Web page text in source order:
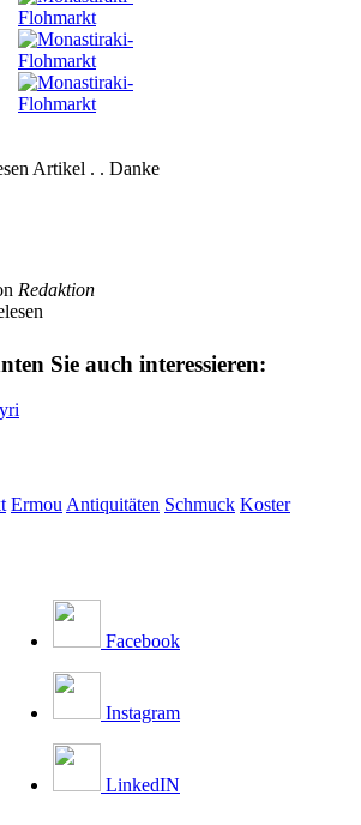
Artikel . . Danke
Redaktion
Sie auch interessieren:
Ermou Antiquitäten Schmuck Koster
Facebook
Instagram
LinkedIN